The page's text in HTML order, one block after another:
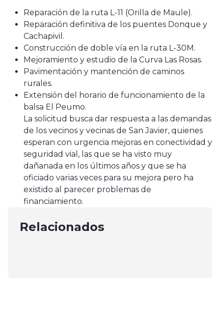
Reparación de la ruta L-11 (Orilla de Maule).
Reparación definitiva de los puentes Donque y
Cachapivil.
Construcción de doble vía en la ruta L-30M.
Mejoramiento y estudio de la Curva Las Rosas.
Pavimentación y mantención de caminos
rurales.
Extensión del horario de funcionamiento de la
balsa El Peumo.
La solicitud busca dar respuesta a las demandas
de los vecinos y vecinas de San Javier, quienes
esperan con urgencia mejoras en conectividad y
seguridad vial, las que se ha visto muy
dañanada en los últimos años y que se ha
oficiado varias veces para su mejora pero ha
existido al parecer problemas de
financiamiento.
Relacionados
Región del Maule
Asumió Alcalde de Talca y Concejo
diciembre 7, 2024
Región del Maule
investiga el violento robo de moto
Curicó
Se realizó premiación concurso